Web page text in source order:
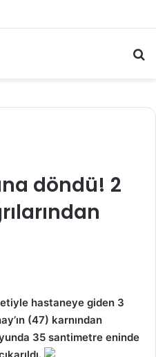
döndü! 2
hastaneye giden 3
(47) karnından
35 santimetre eninde